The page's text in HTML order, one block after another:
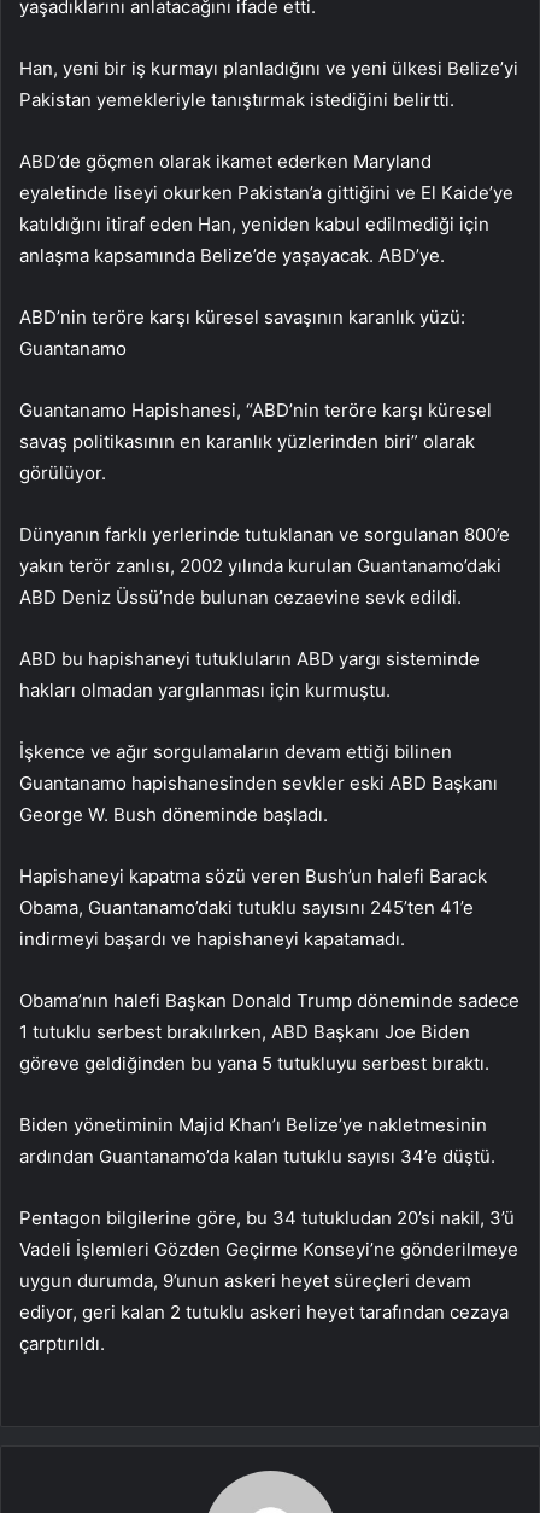
yaşadıklarını anlatacağını ifade etti.
Han, yeni bir iş kurmayı planladığını ve yeni ülkesi Belize’yi
Pakistan yemekleriyle tanıştırmak istediğini belirtti.
ABD’de göçmen olarak ikamet ederken Maryland
eyaletinde liseyi okurken Pakistan’a gittiğini ve El Kaide’ye
katıldığını itiraf eden Han, yeniden kabul edilmediği için
anlaşma kapsamında Belize’de yaşayacak. ABD’ye.
ABD’nin teröre karşı küresel savaşının karanlık yüzü:
Guantanamo
Guantanamo Hapishanesi, “ABD’nin teröre karşı küresel
savaş politikasının en karanlık yüzlerinden biri” olarak
görülüyor.
Dünyanın farklı yerlerinde tutuklanan ve sorgulanan 800’e
yakın terör zanlısı, 2002 yılında kurulan Guantanamo’daki
ABD Deniz Üssü’nde bulunan cezaevine sevk edildi.
ABD bu hapishaneyi tutukluların ABD yargı sisteminde
hakları olmadan yargılanması için kurmuştu.
İşkence ve ağır sorgulamaların devam ettiği bilinen
Guantanamo hapishanesinden sevkler eski ABD Başkanı
George W. Bush döneminde başladı.
Hapishaneyi kapatma sözü veren Bush’un halefi Barack
Obama, Guantanamo’daki tutuklu sayısını 245’ten 41’e
indirmeyi başardı ve hapishaneyi kapatamadı.
Obama’nın halefi Başkan Donald Trump döneminde sadece
1 tutuklu serbest bırakılırken, ABD Başkanı Joe Biden
göreve geldiğinden bu yana 5 tutukluyu serbest bıraktı.
Biden yönetiminin Majid Khan’ı Belize’ye nakletmesinin
ardından Guantanamo’da kalan tutuklu sayısı 34’e düştü.
Pentagon bilgilerine göre, bu 34 tutukludan 20’si nakil, 3’ü
Vadeli İşlemleri Gözden Geçirme Konseyi’ne gönderilmeye
uygun durumda, 9’unun askeri heyet süreçleri devam
ediyor, geri kalan 2 tutuklu askeri heyet tarafından cezaya
çarptırıldı.